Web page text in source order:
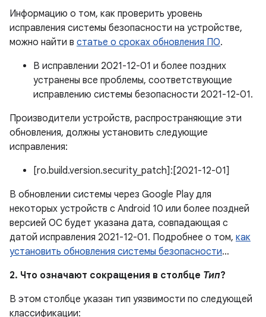
Информацию о том, как проверить уровень
исправления системы безопасности на устройстве,
можно найти в статье о сроках обновления ПО.
В исправлении 2021-12-01 и более поздних
устранены все проблемы, соответствующие
исправлению системы безопасности 2021-12-01.
Производители устройств, распространяющие эти
обновления, должны установить следующие
исправления:
[ro.build.version.security_patch]:[2021-12-01]
В обновлении системы через Google Play для
некоторых устройств с Android 10 или более поздней
версией ОС будет указана дата, совпадающая с
датой исправления 2021-12-01. Подробнее о том, как
установить обновления системы безопасности…
2. Что означают сокращения в столбце Тип?
В этом столбце указан тип уязвимости по следующей
классификации: